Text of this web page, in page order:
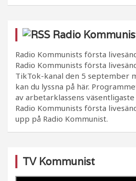
Radio
Radio Kommunists första
Radio Kommunists första
TikTok-kanal den 5 september
kan du lyssna på här.
av arbetarklassens
Radio Kommunists första
upp på Radio Kommunist.
TV Kommunist